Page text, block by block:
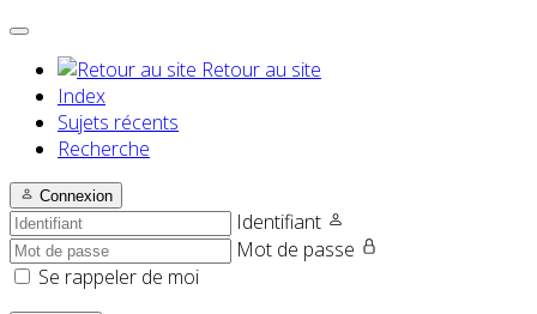
Retour au site
Index
Sujets récents
Recherche
Connexion
Identifiant
Mot de passe
Se rappeler de moi